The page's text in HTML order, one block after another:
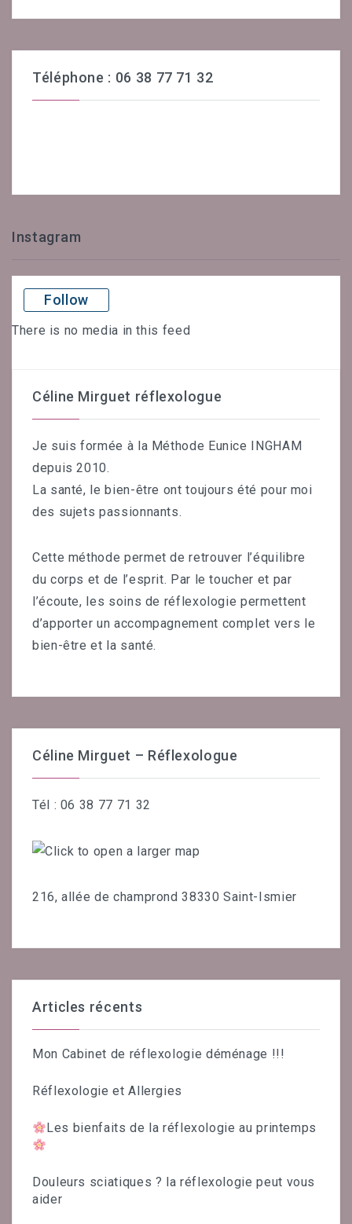
Téléphone : 06 38 77 71 32
Instagram
Follow
There is no media in this feed
Céline Mirguet réflexologue
Je suis formée à la Méthode Eunice INGHAM
depuis 2010.
La santé, le bien-être ont toujours été pour moi
des sujets passionnants.
Cette méthode permet de retrouver l’équilibre
du corps et de l’esprit. Par le toucher et par
l’écoute, les soins de réflexologie permettent
d’apporter un accompagnement complet vers le
bien-être et la santé.
Céline Mirguet – Réflexologue
Tél : 06 38 77 71 32
216, allée de champrond 38330 Saint-Ismier
Articles récents
Mon Cabinet de réflexologie déménage !!!
Réflexologie et Allergies
Les bienfaits de la réflexologie au printemps
Douleurs sciatiques ? la réflexologie peut vous
aider